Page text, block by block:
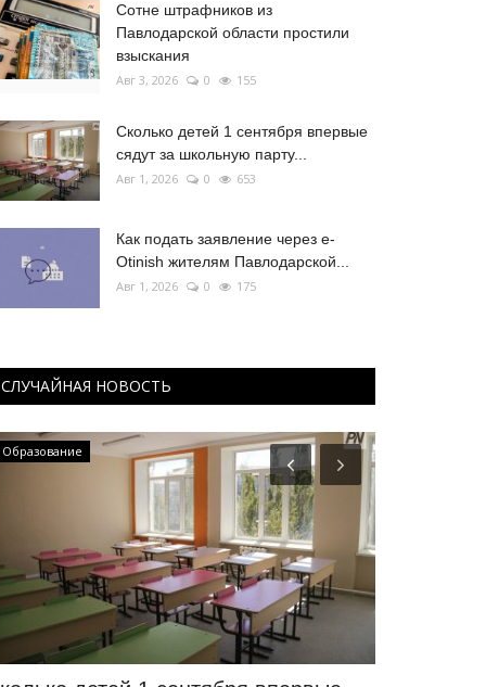
Сотне штрафников из
Павлодарской области простили
взыскания
Авг 3, 2026 0 155
Сколько детей 1 сентября впервые
сядут за школьную парту...
Авг 1, 2026 0 653
Как подать заявление через e-
Otinish жителям Павлодарской...
Авг 1, 2026 0 175
СЛУЧАЙНАЯ НОВОСТЬ
Образование